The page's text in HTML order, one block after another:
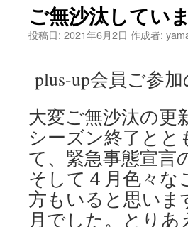
へ
ッ
プ
ご無沙汰していま
投稿日: 2021年6月2日 作成者:
plus-up会員ご参
大変ご無沙汰の更
シーズン終了と
て、緊急事態宣言
そして４月色々
方もいると思いま
月でした。とり